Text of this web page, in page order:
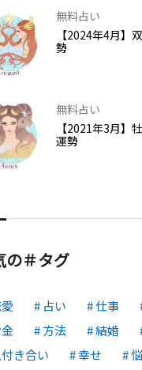
無料占い
【2024年4月】
勢
無料占い
【2021年3月】
運勢
の＃タグ
占い 仕事
方法 結婚
き合い
幸せ